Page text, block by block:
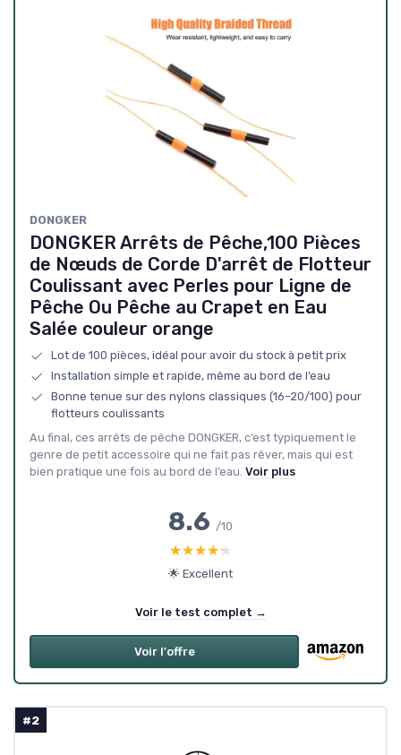
‎DONGKER
DONGKER Arrêts de Pêche,100 Pièces
de Nœuds de Corde D'arrêt de Flotteur
Coulissant avec Perles pour Ligne de
Pêche Ou Pêche au Crapet en Eau
Salée couleur orange
Lot de 100 pièces, idéal pour avoir du stock à petit prix
Installation simple et rapide, même au bord de l’eau
Bonne tenue sur des nylons classiques (16–20/100) pour
flotteurs coulissants
Au final, ces arrêts de pêche DONGKER, c’est typiquement le
genre de petit accessoire qui ne fait pas rêver, mais qui est
bien pratique une fois au bord de l’eau. Voir plus
8.6 /10
★★★★★
★★★★★
🌟 Excellent
Voir le test complet →
Voir l'offre
#2